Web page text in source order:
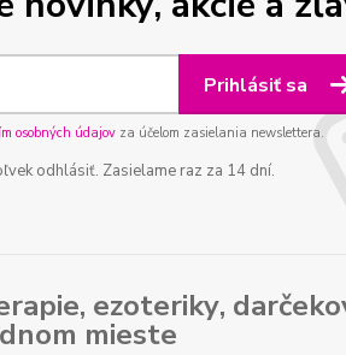
Prihlásiť sa
osobných údajovza účelom zasielania newslettera.
odhlásiť. Zasielame raz za 14 dní.
, ezoteriky,
mieste